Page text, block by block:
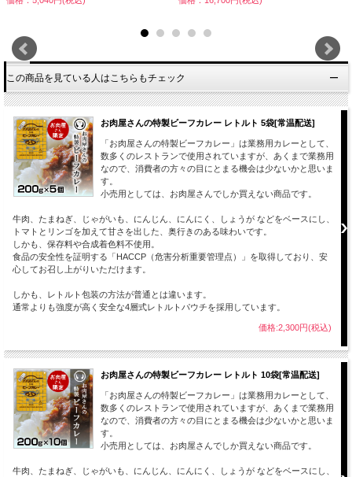
この商品を見ている人はこちらもチェック
お肉屋さんの特製ビーフカレー レトルト 5袋[常温配送]
「お肉屋さんの特製ビーフカレー」は業務用カレーとして、
数多くのレストランで使用されていますが、あくまで業務用
なので、消費者の方々の目にとまる機会は少ないかと思いま
す。
小売用としては、お肉屋さんでしか買えない商品です。
牛肉、たまねぎ、じゃがいも、にんじん、にんにく、しょうが などをベースにし、
トマトとリンゴを加えて甘さを出した、奥行きのある味わいです。
しかも、保存料や合成着色料不使用。
食品の安全性を証明する「HACCP（危害分析重要管理点）」を取得しており、安
心してお召し上がりいただけます。
しかも、レトルト包装の方法が普通とは違います。
通常よりも強度が高く安全な4層式レトルトパウチを採用しています。
価格:2,300円(税込)
お肉屋さんの特製ビーフカレー レトルト 10袋[常温配送]
「お肉屋さんの特製ビーフカレー」は業務用カレーとして、
数多くのレストランで使用されていますが、あくまで業務用
なので、消費者の方々の目にとまる機会は少ないかと思いま
す。
小売用としては、お肉屋さんでしか買えない商品です。
牛肉、たまねぎ、じゃがいも、にんじん、にんにく、しょうが などをベースにし、